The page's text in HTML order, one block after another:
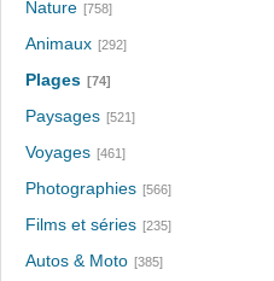
Nature [758]
Animaux [292]
Plages [74]
Paysages [521]
Voyages [461]
Photographies [566]
Films et séries [235]
Autos & Moto [385]